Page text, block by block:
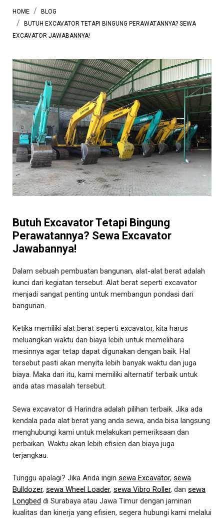
HOME
BLOG
BUTUH EXCAVATOR TETAPI BINGUNG PERAWATANNYA? SEWA
EXCAVATOR JAWABANNYA!
Butuh Excavator Tetapi Bingung
Perawatannya? Sewa Excavator
Jawabannya!
Dalam sebuah pembuatan bangunan, alat-alat berat adalah
kunci dari kegiatan tersebut. Alat berat seperti excavator
menjadi sangat penting untuk membangun pondasi dari
bangunan.
Ketika memiliki alat berat seperti excavator, kita harus
meluangkan waktu dan biaya lebih untuk memelihara
mesinnya agar tetap dapat digunakan dengan baik. Hal
tersebut pasti akan menyita lebih banyak waktu dan juga
biaya. Maka dari itu, kami memiliki alternatif terbaik untuk
anda atas masalah tersebut.
Sewa excavator di Harindra adalah pilihan terbaik. Jika ada
kendala pada alat berat yang anda sewa, anda bisa langsung
menghubungi kami untuk melakukan pemeriksaan dan
perbaikan. Waktu akan lebih efisien dan biaya juga
terjangkau.
Tunggu apalagi? Jika Anda ingin sewa Excavator, sewa
Bulldozer, sewa Wheel Loader, sewa Vibro Roller, dan sewa
Longbed di Surabaya atau Jawa Timur dengan jaminan
kualitas dan kinerja yang efisien, segera hubungi kami melalui